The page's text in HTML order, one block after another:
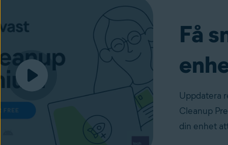
Få
Uppdatera
Cleanup
din enhet